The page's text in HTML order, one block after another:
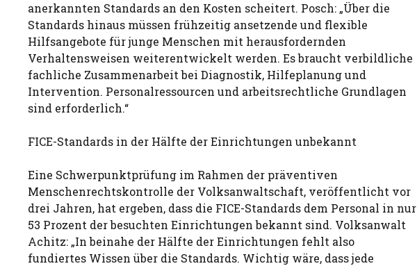
anerkannten Standards an den Kosten scheitert. Posch: „Über die
Standards hinaus müssen frühzeitig ansetzende und flexible
Hilfsangebote für junge Menschen mit herausfordernden
Verhaltensweisen weiterentwickelt werden. Es braucht verbildliche
fachliche Zusammenarbeit bei Diagnostik, Hilfeplanung und
Intervention. Personalressourcen und arbeitsrechtliche Grundlagen
sind erforderlich.“
FICE-Standards in der Hälfte der Einrichtungen unbekannt
Eine Schwerpunktprüfung im Rahmen der präventiven
Menschenrechtskontrolle der Volksanwaltschaft, veröffentlicht vor
drei Jahren, hat ergeben, dass die FICE-Standards dem Personal in nur
53 Prozent der besuchten Einrichtungen bekannt sind. Volksanwalt
Achitz: „In beinahe der Hälfte der Einrichtungen fehlt also
fundiertes Wissen über die Standards. Wichtig wäre, dass jede